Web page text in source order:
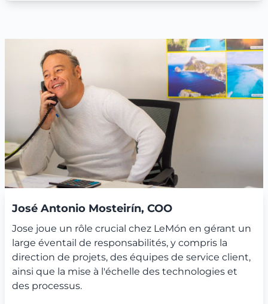
José Antonio Mosteirín, COO
Jose joue un rôle crucial chez LeMón en gérant un
large éventail de responsabilités, y compris la
direction de projets, des équipes de service client,
ainsi que la mise à l'échelle des technologies et
des processus.